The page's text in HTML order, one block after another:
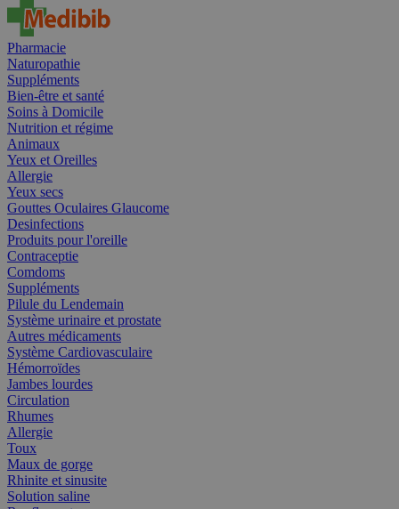
Pharmacie
Naturopathie
Suppléments
Bien-être et santé
Soins à Domicile
Nutrition et régime
Animaux
Yeux et Oreilles
Allergie
Yeux secs
Gouttes Oculaires Glaucome
Desinfections
Produits pour l'oreille
Contraceptie
Comdoms
Suppléments
Pilule du Lendemain
Système urinaire et prostate
Autres médicaments
Système Cardiovasculaire
Hémorroïdes
Jambes lourdes
Circulation
Rhumes
Allergie
Toux
Maux de gorge
Rhinite et sinusite
Solution saline